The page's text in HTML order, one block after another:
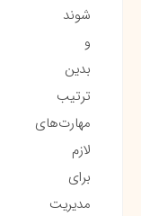
شوند
و
بدین
ترتیب
مهارت‌های
لازم
برای
مدیریت